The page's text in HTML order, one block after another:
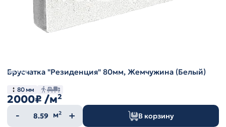
Брусчатка "Резиденция" 80мм, Жемчужина (Белый)
80 мм
2000₽ /м²
Количество
товара
м² В корзину